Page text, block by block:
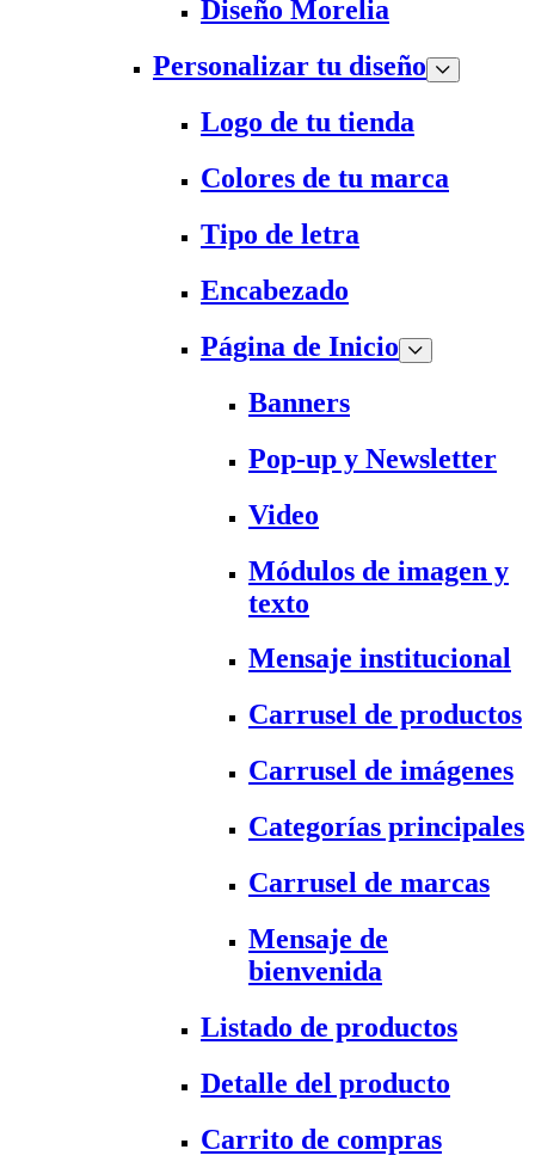
Diseño Morelia
Personalizar tu diseño
Logo de tu tienda
Colores de tu marca
Tipo de letra
Encabezado
Página de Inicio
Banners
Pop-up y Newsletter
Video
Módulos de imagen y
texto
Mensaje institucional
Carrusel de productos
Carrusel de imágenes
Categorías principales
Carrusel de marcas
Mensaje de
bienvenida
Listado de productos
Detalle del producto
Carrito de compras